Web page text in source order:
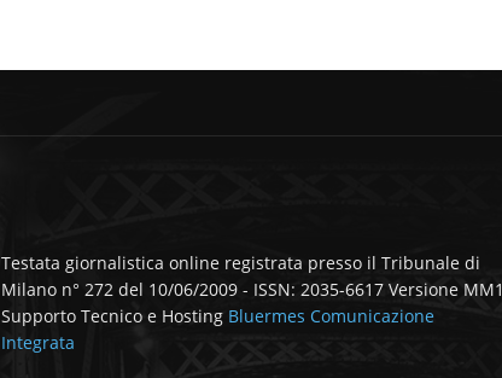
Testata giornalistica online registrata presso il Tribunale di
Milano n° 272 del 10/06/2009 - ISSN: 2035-6617 Versione MM1
Supporto Tecnico e Hosting Bluermes Comunicazione
Integrata